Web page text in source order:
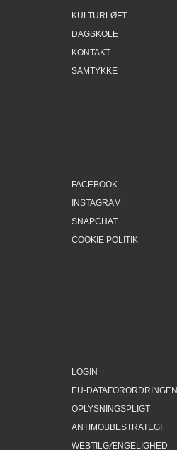
KULTURLØFT
DAGSKOLE
KONTAKT
SAMTYKKE
FACEBOOK
INSTAGRAM
SNAPCHAT
COOKIE POLITIK
LOGIN
EU-DATAFORORDRINGEN
OPLYSNINGSPLIGT
ANTIMOBBESTRATEGI
WEBTILGÆNGELIGHED